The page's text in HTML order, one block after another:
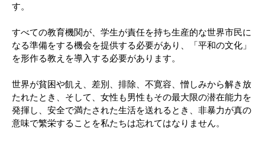
す。
すべての教育機関が、学生が責任を持ち生産的な世界市民に
なる準備をする機会を提供する必要があり、「平和の文化」
を形作る教えを導入する必要があります。
世界が貧困や飢え、差別、排除、不寛容、憎しみから解き放
たれたとき、そして、女性も男性もその最大限の潜在能力を
発揮し、安全で満たされた生活を送れるとき、非暴力が真の
意味で繁栄することを私たちは忘れてはなりません。